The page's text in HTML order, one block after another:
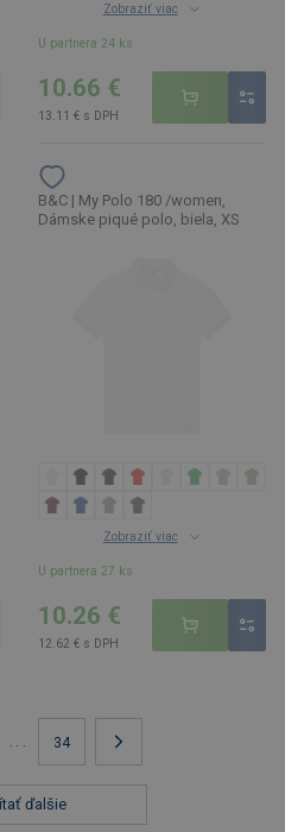
Zobraziť viac
U partnera 24 ks
10.66 €
13.11 € s DPH
B&C | My Polo 180 /women,
Dámske piqué polo, biela, XS
Zobraziť viac
U partnera 27 ks
10.26 €
12.62 € s DPH
ďalšie
... 34